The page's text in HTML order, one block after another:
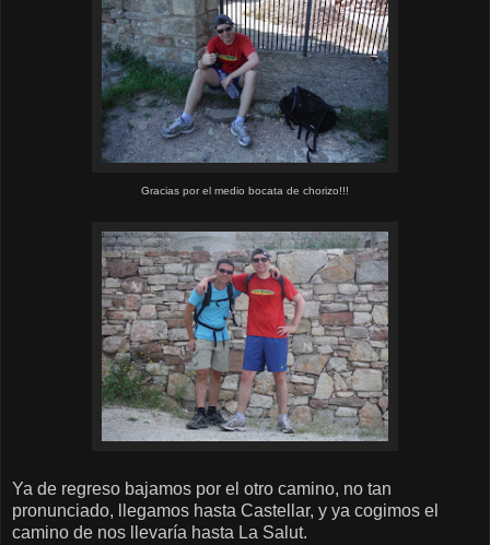
Gracias por el medio bocata de chorizo!!!
Ya de regreso bajamos por el otro camino, no tan
pronunciado, llegamos hasta Castellar, y ya cogimos el
camino de nos llevaría hasta La Salut.